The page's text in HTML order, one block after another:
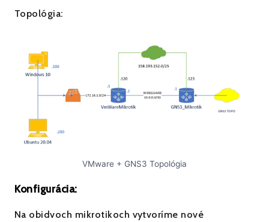
Topológia:
VMware + GNS3 Topológia
Konfigurácia:
Na obidvoch mikrotikoch vytvoríme nové